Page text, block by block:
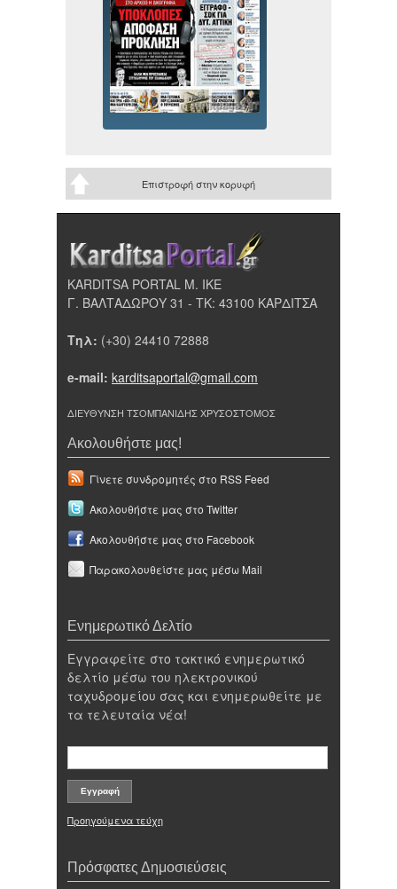
Επιστροφή στην κορυφή
KARDITSA PORTAL Μ. ΙΚΕ
Γ. ΒΑΛΤΑΔΩΡΟΥ 31 - ΤΚ: 43100 ΚΑΡΔΙΤΣΑ
Τηλ: (+30) 24410 72888
e-mail: karditsaportal@gmail.com
ΔΙΕΥΘΥΝΣΗ ΤΣΟΜΠΑΝΙΔΗΣ ΧΡΥΣΟΣΤΟΜΟΣ
Ακολουθήστε μας!
Γίνετε συνδρομητές στο RSS Feed
Ακολουθήστε μας στο Twitter
Ακολουθήστε μας στο Facebook
Παρακολουθείστε μας μέσω Mail
Ενημερωτικό Δελτίο
Εγγραφείτε στο τακτικό ενημερωτικό
δελτίο μέσω του ηλεκτρονικού
ταχυδρομείου σας και ενημερωθείτε με
τα τελευταία νέα!
Προηγούμενα τεύχη
Πρόσφατες Δημοσιεύσεις